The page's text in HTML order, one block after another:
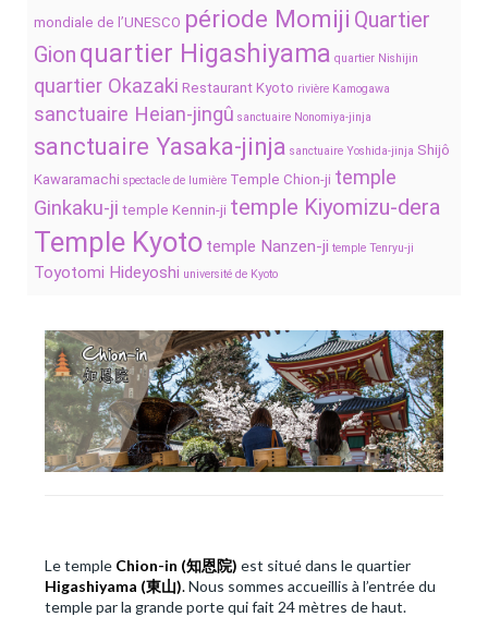
mondiale de l’UNESCO période Momiji Quartier
Gion quartier Higashiyama quartier Nishijin
quartier Okazaki Restaurant Kyoto rivière Kamogawa
sanctuaire Heian-jingû sanctuaire Nonomiya-jinja
sanctuaire Yasaka-jinja sanctuaire Yoshida-jinja Shijô
Kawaramachi spectacle de lumière Temple Chion-ji temple
Ginkaku-ji temple Kennin-ji temple Kiyomizu-dera
Temple Kyoto temple Nanzen-ji temple Tenryu-ji
Toyotomi Hideyoshi université de Kyoto
Le temple Chion-in (知恩院) est situé dans le quartier
Higashiyama (東山).Nous sommes accueillis à l’entrée du
temple par la grande porte qui fait 24 mètres de haut.